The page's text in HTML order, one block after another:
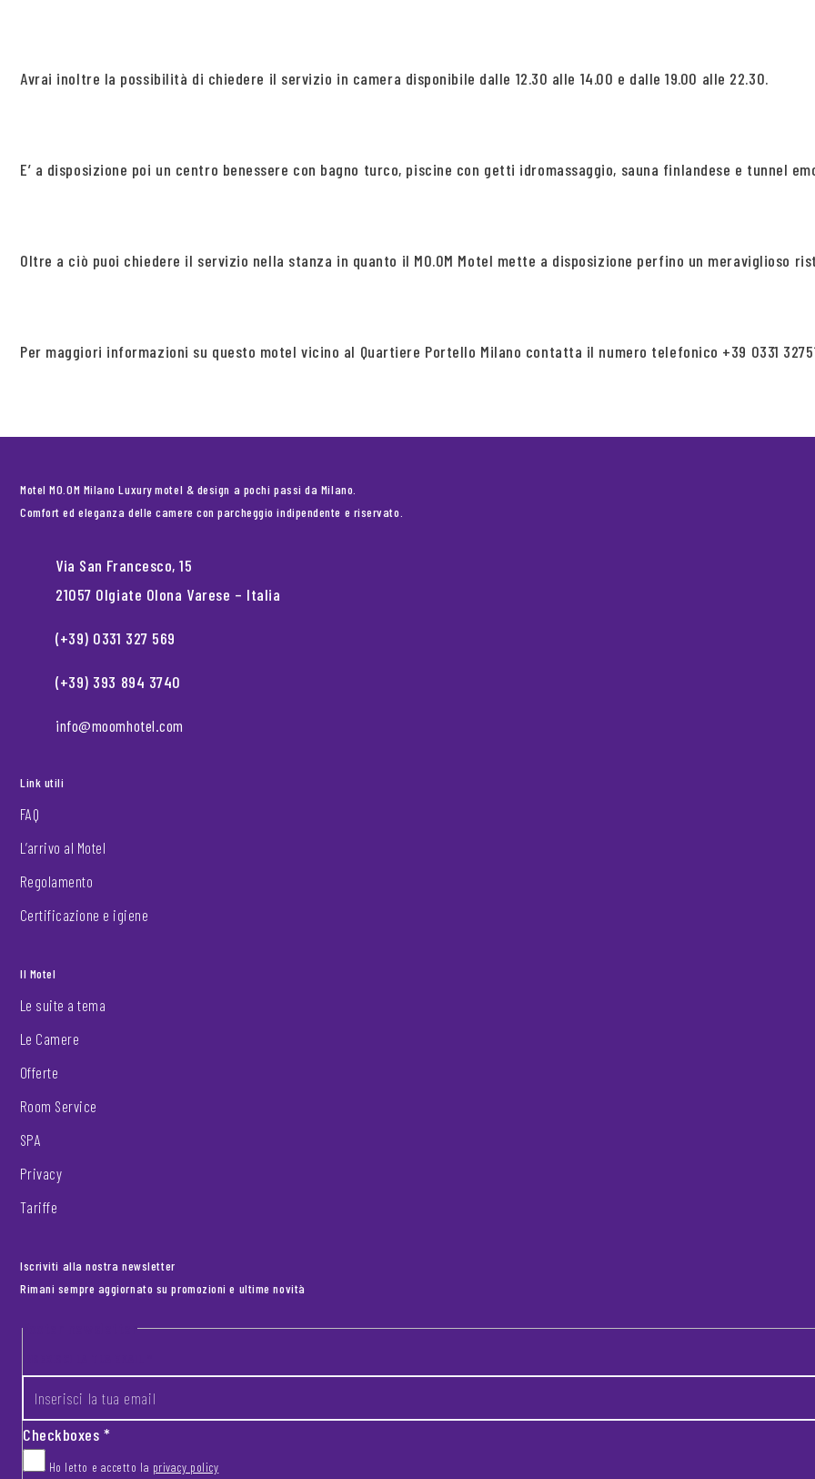
Avrai inoltre la possibilità di chiedere il servizio in camera disponibile dalle 12.30 alle 14.00 e dalle 19.00 alle 22.30.
E’ a disposizione poi un centro benessere con bagno turco, piscine con getti idromassaggio, sauna finlandese e tunnel
Oltre a ciò puoi chiedere il servizio nella stanza in quanto il MO.OM Motel mette a disposizione perfino un meraviglioso
Per maggiori informazioni su questo motel vicino al Quartiere Portello Milano contatta il numero telefonico +39 0331
Motel MO.OM Milano Luxury motel & design a pochi passi da Milano.
Comfort ed eleganza delle camere con parcheggio indipendente e riservato.
Via San Francesco, 15
21057 Olgiate Olona Varese – Italia
(+39) 0331 327 569
(+39) 393 894 3740
info@moomhotel.com
Link utili
FAQ
L’arrivo al Motel
Regolamento
Certificazione e igiene
Il Motel
Le suite a tema
Le Camere
Offerte
Room Service
SPA
Privacy
Tariffe
Iscriviti alla nostra newsletter
Rimani sempre aggiornato su promozioni e ultime novità
Footer newsletter
Checkboxes*
Ho letto e accetto la privacy policy